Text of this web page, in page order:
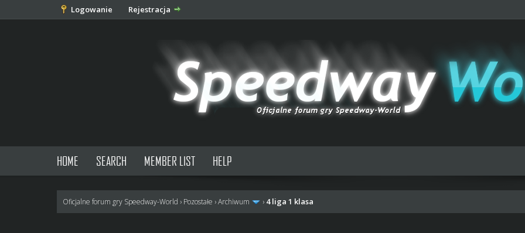
Logowanie Rejestracja
HOME SEARCH MEMBER LIST HELP
Oficjalne forum gry Speedway-World › Pozostałe ›Archiwum › 4 liga 1 klasa